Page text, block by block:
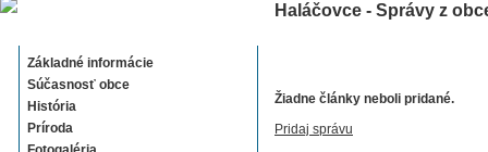
Základné informácie
Súčasnosť obce
História
Príroda
Haláčovce - Správy z
Žiadne články neboli pridané.
Pridaj správu